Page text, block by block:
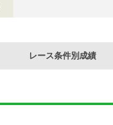
レース条件別成績